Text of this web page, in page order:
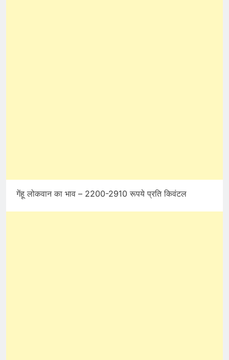
गेंहू लोकवान का भाव – 2200-2910 रूपये प्रति किवंटल